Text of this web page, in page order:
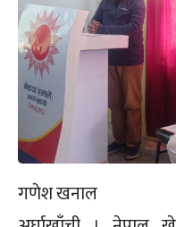
गणेश खनाल